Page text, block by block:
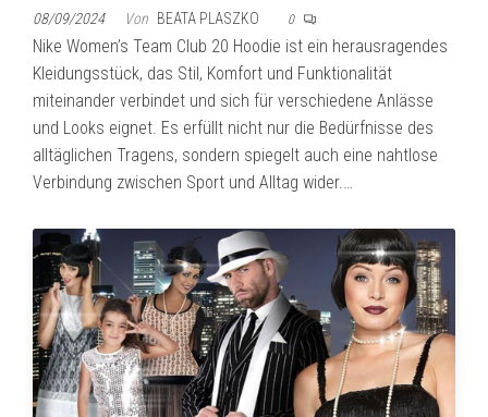
08/09/2024 Von BEATA PLASZKO 0
Nike Women’s Team Club 20 Hoodie ist ein herausragendes
Kleidungsstück, das Stil, Komfort und Funktionalität
miteinander verbindet und sich für verschiedene Anlässe
und Looks eignet. Es erfüllt nicht nur die Bedürfnisse des
alltäglichen Tragens, sondern spiegelt auch eine nahtlose
Verbindung zwischen Sport und Alltag wider.…